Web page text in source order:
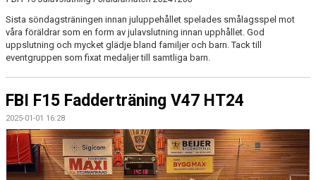
Sista söndagsträningen innan juluppehållet spelades smålagsspel mot
våra föräldrar som en form av julavslutning innan upphållet. God
uppslutning och mycket glädje bland familjer och barn. Tack till
eventgruppen som fixat medaljer till samtliga barn.
FBI F15 Fadderträning V47 HT24
2025-01-01 16:28